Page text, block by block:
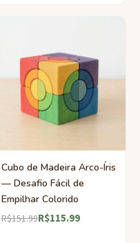
Cubo de Madeira Arco-Íris
— Desafio Fácil de
Empilhar Colorido
R$151.99R$115.99